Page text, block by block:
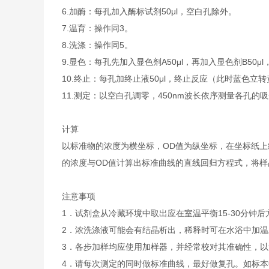
6.加酶：每孔加入酶标试剂50μl，空白孔除外。
7.温育：操作同3。
8.洗涤：操作同5。
9.显色：每孔先加入显色剂A50μl，再加入显色剂
10.终止：每孔加终止液50μl，终止反应（此时蓝色立转
11.测定：以空白孔调零，450nm波长依序测量各孔的
计算
以标准物的浓度为横坐标，OD值为纵坐标，在坐标纸
的浓度与OD值计算出标准曲线的直线回归方程式，将
注意事项
1．试剂盒从冷藏环境中取出应在室温平衡15-30分钟
2．浓洗涤液可能会有结晶析出，稀释时可在水浴中加
3．各步加样均应使用加样器，并经常校对其准确性，
4．请每次测定的同时做标准曲线，最好做复孔。如标